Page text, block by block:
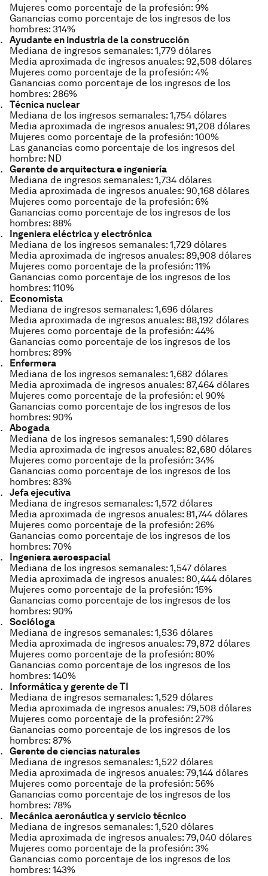
Mujeres como porcentaje de la profesión: 9%
Ganancias como porcentaje de los ingresos de los
hombres: 314%
Ayudante en industria de la construcción
Mediana de ingresos semanales: 1,779 dólares
Media aproximada de ingresos anuales: 92,508 dólares
Mujeres como porcentaje de la profesión: 4%
Ganancias como porcentaje de los ingresos de los
hombres: 286%
Técnica nuclear
Mediana de los ingresos semanales: 1,754 dólares
Media aproximada de ingresos anuales: 91,208 dólares
Mujeres como porcentaje de la profesión: 100%
Las ganancias como porcentaje de los ingresos del
hombre: ND
Gerente de arquitectura e ingeniería
Mediana de ingresos semanales: 1,734 dólares
Media aproximada de ingresos anuales: 90,168 dólares
Mujeres como porcentaje de la profesión: 6%
Ganancias como porcentaje de los ingresos de los
hombres: 88%
Ingeniera eléctrica y electrónica
Mediana de los ingresos semanales: 1,729 dólares
Media aproximada de ingresos anuales: 89,908 dólares
Mujeres como porcentaje de la profesión: 11%
Ganancias como porcentaje de los ingresos de los
hombres: 110%
Economista
Mediana de ingresos semanales: 1,696 dólares
Media aproximada de ingresos anuales: 88,192 dólares
Mujeres como porcentaje de la profesión: 44%
Ganancias como porcentaje de los ingresos de los
hombres: 89%
Enfermera
Mediana de los ingresos semanales: 1,682 dólares
Media aproximada de ingresos anuales: 87,464 dólares
Mujeres como porcentaje de la profesión: el 90%
Ganancias como porcentaje de los ingresos de los
hombres: 90%
Abogada
Mediana de los ingresos semanales: 1,590 dólares
Media aproximada de ingresos anuales: 82,680 dólares
Mujeres como porcentaje de la profesión: 34%
Ganancias como porcentaje de los ingresos de los
hombres: 83%
Jefa ejecutiva
Mediana de ingresos semanales: 1,572 dólares
Media aproximada de ingresos anuales: 81,744 dólares
Mujeres como porcentaje de la profesión: 26%
Ganancias como porcentaje de los ingresos de los
hombres: 70%
Ingeniera aeroespacial
Mediana de los ingresos semanales: 1,547 dólares
Media aproximada de ingresos anuales: 80,444 dólares
Mujeres como porcentaje de la profesión: 15%
Ganancias como porcentaje de los ingresos de los
hombres: 90%
Socióloga
Mediana de ingresos semanales: 1,536 dólares
Media aproximada de ingresos anuales: 79,872 dólares
Mujeres como porcentaje de la profesión: 80%
Ganancias como porcentaje de los ingresos de los
hombres: 140%
Informática y gerente de TI
Mediana de ingresos semanales: 1,529 dólares
Media aproximada de ingresos anuales: 79,508 dólares
Mujeres como porcentaje de la profesión: 27%
Ganancias como porcentaje de los ingresos de los
hombres: 87%
Gerente de ciencias naturales
Mediana de ingresos semanales: 1,522 dólares
Media aproximada de ingresos anuales: 79,144 dólares
Mujeres como porcentaje de la profesión: 56%
Ganancias como porcentaje de los ingresos de los
hombres: 78%
Mecánica aeronáutica y servicio técnico
Mediana de ingresos semanales: 1,520 dólares
Media aproximada de ingresos anuales: 79,040 dólares
Mujeres como porcentaje de la profesión: 3%
Ganancias como porcentaje de los ingresos de los
hombres: 143%